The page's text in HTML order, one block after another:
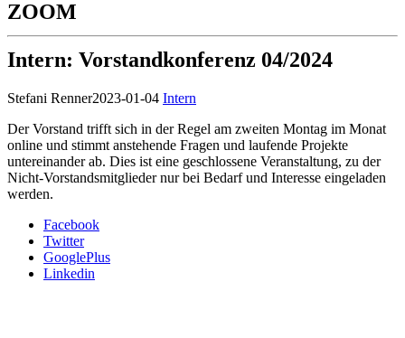
ZOOM
Intern: Vorstandkonferenz 04/2024
Stefani Renner2023-01-04 Intern
Der Vorstand trifft sich in der Regel am zweiten Montag im Monat
online und stimmt anstehende Fragen und laufende Projekte
untereinander ab. Dies ist eine geschlossene Veranstaltung, zu der
Nicht-Vorstandsmitglieder nur bei Bedarf und Interesse eingeladen
werden.
Facebook
Twitter
GooglePlus
Linkedin